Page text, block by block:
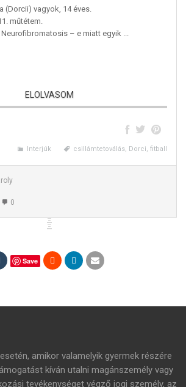
(Dorcii) vagyok, 14 éves.
műtétem.
– e miatt egyik ...
ELOLVASOM
csillámtetoválás, Dorci, fitball
Interjúk
0
Save
amikor valamelyik gyermek részére
kíván utalni magánszemély vagy
tevékenységet végző jogi személy, az